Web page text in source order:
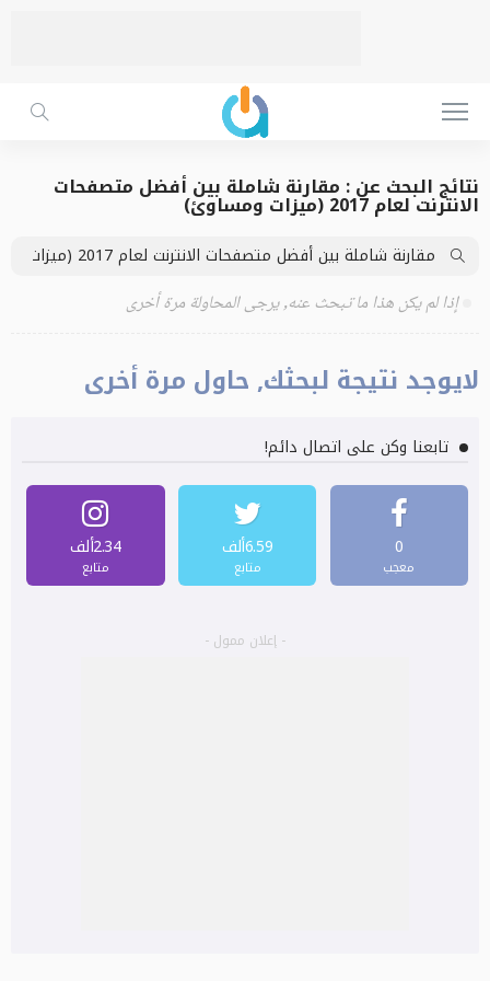
نتائج البحث عن : مقارنة شاملة بين أفضل متصفحات
الانترنت لعام 2017 (ميزات ومساوئ)
إذا لم يكن هذا ما تبحث عنه, يرجى المحاولة مرة أخرى
لايوجد نتيجة لبحثك, حاول مرة أخرى
تابعنا وكن على اتصال دائم!
0
معجب
6.59ألف
متابع
2.34ألف
متابع
- إعلان ممول -